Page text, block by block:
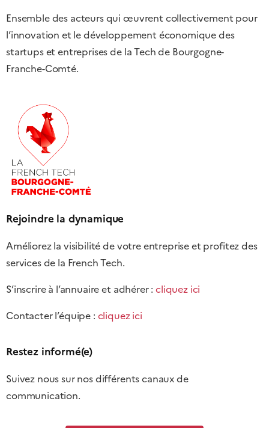
Ensemble des acteurs qui œuvrent collectivement pour
l’innovation et le développement économique des
startups et entreprises de la Tech de Bourgogne-
Franche-Comté.
Rejoindre la dynamique
Améliorez la visibilité de votre entreprise et profitez des
services de la French Tech.
S’inscrire à l’annuaire et adhérer :cliquez ici
Contacter l’équipe : cliquez ici
Restez informé(e)
Suivez nous sur nos différents canaux de
communication.